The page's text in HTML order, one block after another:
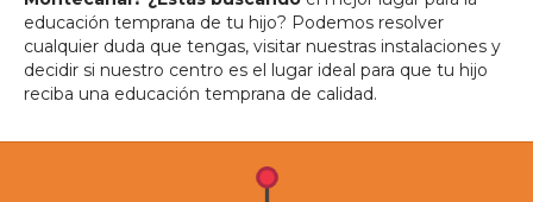
educación temprana de tu hijo? Podemos resolver
cualquier duda que tengas, visitar nuestras instalaciones y
decidir si nuestro centro es el lugar ideal para que tu hijo
reciba una educación temprana de calidad.